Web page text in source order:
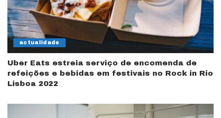
actualidade
Uber Eats estreia serviço de encomenda de
refeições e bebidas em festivais no Rock in Rio
Lisboa 2022